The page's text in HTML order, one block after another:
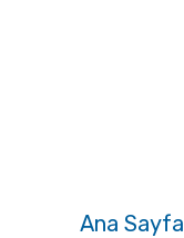
Ana Sayfa